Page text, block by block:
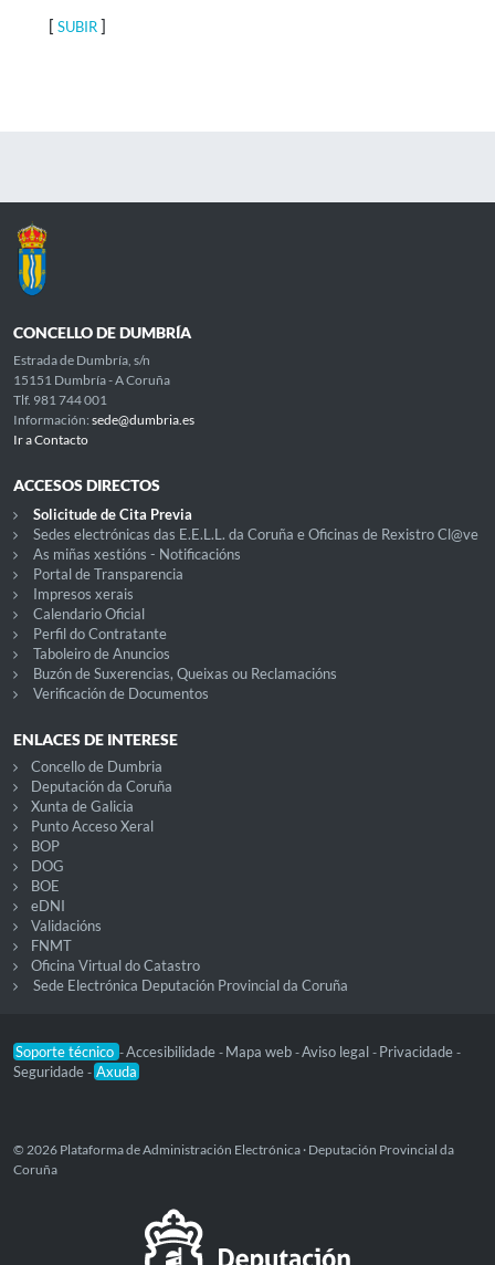
[ SUBIR]
CONCELLO DE DUMBRÍA
Estrada de Dumbría, s/n
15151 Dumbría - A Coruña
Tlf. 981 744 001
Información: sede@dumbria.es
Ir a Contacto
ACCESOS DIRECTOS
Solicitude de Cita Previa
Sedes electrónicas das E.E.L.L. da Coruña e Oficinas de Rexistro Cl@ve
As miñas xestións - Notificacións
Portal de Transparencia
Impresos xerais
Calendario Oficial
Perfil do Contratante
Taboleiro de Anuncios
Buzón de Suxerencias, Queixas ou Reclamacións
Verificación de Documentos
ENLACES DE INTERESE
Concello de Dumbria
Deputación da Coruña
Xunta de Galicia
Punto Acceso Xeral
BOP
DOG
BOE
eDNI
Validacións
FNMT
Oficina Virtual do Catastro
Sede Electrónica Deputación Provincial da Coruña
Soporte técnico -Accesibilidade - Mapa web -Aviso legal - Privacidade -
Seguridade - Axuda
© 2026 Plataforma de Administración Electrónica · Deputación Provincial da
Coruña